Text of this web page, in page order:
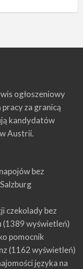
ogłoszeniowy
za granicą
kandydatów
Austrii.
bez
czekolady bez
(1389 wyświetleń)
pomocnik
(1162 wyświetleń)
języka na